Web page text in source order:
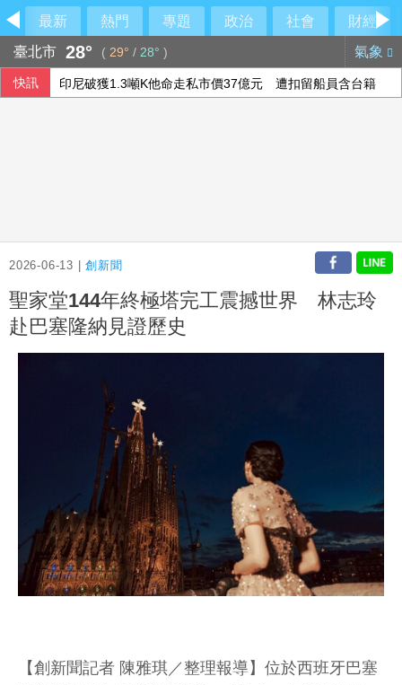
最新 熱門 專題 政治 社會
財經
臺北市 28° ( 29° / 28° ) 氣象
快訊 印尼破獲1.3噸K他命走私市價37億元 遭扣留船員含台籍
2026-06-13 |創新聞
聖家堂144年終極塔完工震撼世界 林志玲
赴巴塞隆納見證歷史
【創新聞記者 陳雅琪／整理報導】位於西班牙巴塞